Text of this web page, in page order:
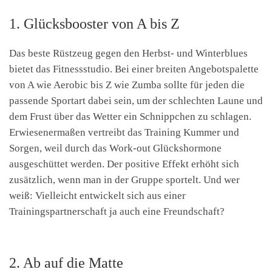
1. Glücksbooster von A bis Z
Das beste Rüstzeug gegen den Herbst- und Winterblues
bietet das Fitnessstudio. Bei einer breiten Angebotspalette
von A wie Aerobic bis Z wie Zumba sollte für jeden die
passende Sportart dabei sein, um der schlechten Laune und
dem Frust über das Wetter ein Schnippchen zu schlagen.
Erwiesenermaßen vertreibt das Training Kummer und
Sorgen, weil durch das Work-out Glückshormone
ausgeschüttet werden. Der positive Effekt erhöht sich
zusätzlich, wenn man in der Gruppe sportelt. Und wer
weiß: Vielleicht entwickelt sich aus einer
Trainingspartnerschaft ja auch eine Freundschaft?
2. Ab auf die Matte